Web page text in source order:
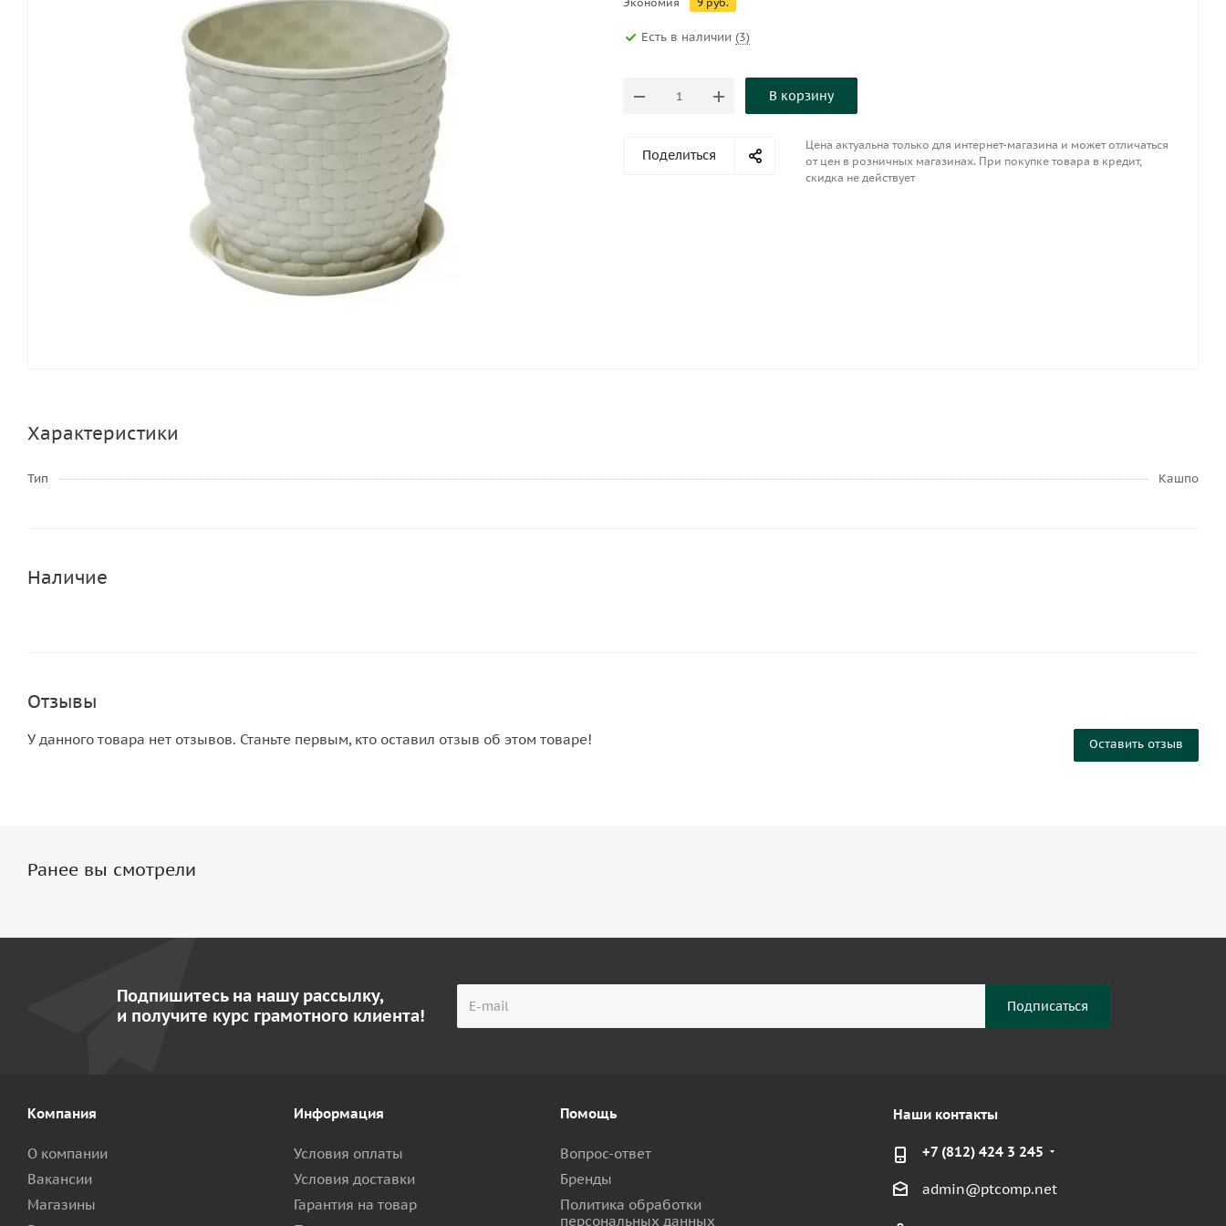
Есть в наличии (3)
В корзину
Поделиться
Цена актуальна только для интернет-магазина и может отличаться
от цен в розничных магазинах. При покупке товара в кредит,
скидка не действует
Характеристики
Тип Кашпо
Наличие
Отзывы
Оставить отзыв
У данного товара нет отзывов. Станьте первым, кто оставил отзыв об этом товаре!
Ранее вы смотрели
Подпишитесь на нашу рассылку,
и получите курс грамотного клиента!
Компания
О компании
Вакансии
Магазины
Информация
Условия оплаты
Условия доставки
Гарантия на товар
Помощь
Вопрос-ответ
Бренды
Политика обработки
персональных данных
Наши контакты
+7 (812) 424 3 245
admin@ptcomp.net